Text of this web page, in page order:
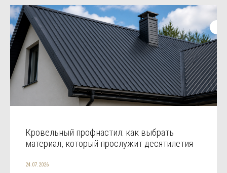
Кровельный профнастил: как выбрать
материал, который прослужит десятилетия
24.07.2026